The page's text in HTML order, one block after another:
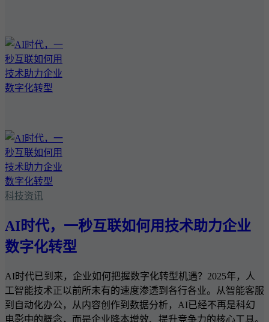
科技资讯
AI时代，一秒互联如何用技术助力企业
数字化转型
AI时代已到来，企业如何把握数字化转型机遇？2025年，人
工智能技术正以前所未有的速度渗透到各行各业。从智能客服
到自动化办公，从内容创作到数据分析，AI已经不再是科幻
电影中的概念，而是企业降本增效、提升竞争力的核心工具。